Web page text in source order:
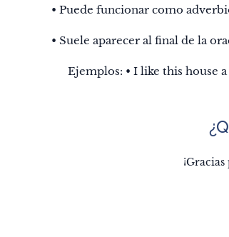
• Puede funcionar como
• Suele aparecer al final de la
✅ Ejemplos: • I like this house
💬